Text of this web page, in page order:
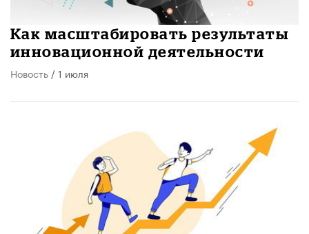
Как масштабировать результаты
инновационной деятельности
Новость / 1 июля